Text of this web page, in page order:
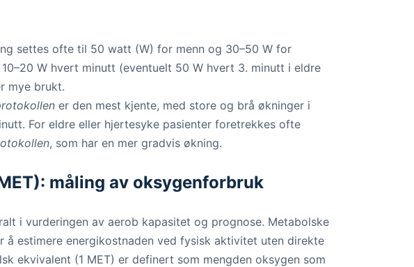
settes ofte til 50 watt (W) for menn og 30–50 W for
W hvert minutt (eventuelt 50 W hvert 3. minutt i eldre
mye brukt.
er den mest kjente, med store og brå økninger i
For eldre eller hjertesyke pasienter foretrekkes ofte
, som har en mer gradvis økning.
måling av oksygenforbruk
i vurderingen av aerob kapasitet og prognose. Metabolske
å estimere energikostnaden ved fysisk aktivitet uten direkte
ekvivalent (1 MET) er definert som mengden oksygen som